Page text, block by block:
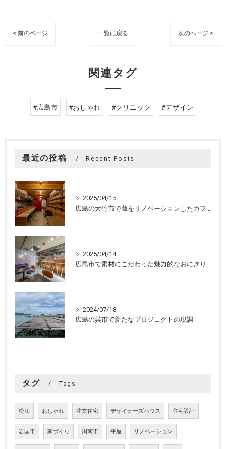
< 前のページ 一覧に戻る 次のページ >
関連タグ
#広島市 #おしゃれ #クリニック #デザイン
最近の投稿 Recent Posts
2025/04/15
2025/04/14
2024/07/18
広島の呉市で新たなプロジェクトの現調
タグ Tags
松江 おしゃれ 注文住宅 デザイナーズハウス 住宅設計
岩国市 家づくり 周南市 平屋 リノベーション